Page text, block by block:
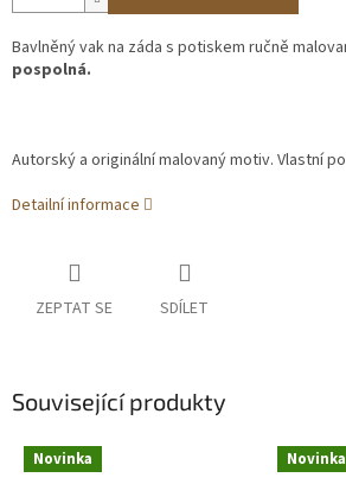
Bavlněný vak na záda s potiskem ručně
pospolná.
Autorský a originální malovaný motiv. Vlastní
Detailní informace
ZEPTAT SE SDÍLET
Související produkty
Novinka Novinka